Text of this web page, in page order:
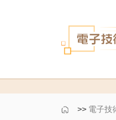
>> 電子技